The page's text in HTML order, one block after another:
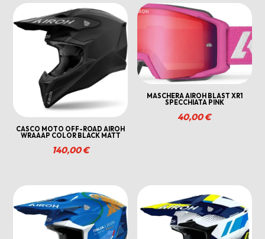
CASCO MOTO OFF-ROAD AIROH
WRAAAP COLOR BLACK MATT
140,00€
MASCHERA AIROH BLAST XR1
SPECCHIATA PINK
40,00€